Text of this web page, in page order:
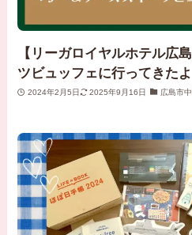
【リーガロイヤルホテル広
ツビュッフェに行ってきたよ
2024年2月5日 2025年9月16日 広島市